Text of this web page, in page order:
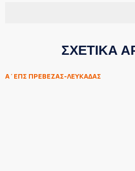
ΣΧΕΤΙΚΑ
Α΄ΕΠΣ ΠΡΕΒΕΖΑΣ-ΛΕΥΚΑΔΑΣ